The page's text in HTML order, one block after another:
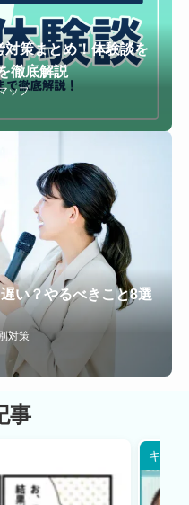
策まとめ！体験談を
徹底解説
ップ
い？やるべきこと8選
対策
事
キャリ